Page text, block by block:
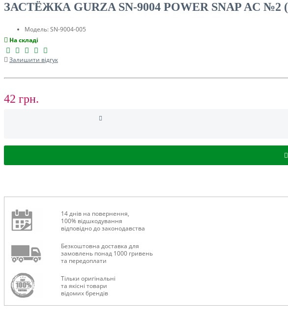
ЗАСТЁЖКА GURZA SN-9004 POWER SNAP AC №2
Модель:SN-9004-005
На складі
Залишити відгук
42 грн.
14 днів на повернення,
100% відшкодування
відповідно до законодавства
Безкоштовна доставка для
замовлень понад 1000 гривень
та передоплати
Тільки оригінальні
та якісні товари
відомих брендів